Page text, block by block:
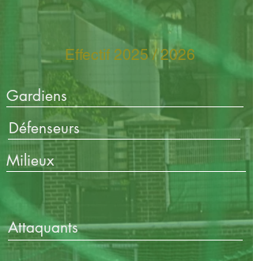
Effectif 2025 / 2026
Gardiens
Défenseurs
Milieux
Attaquants